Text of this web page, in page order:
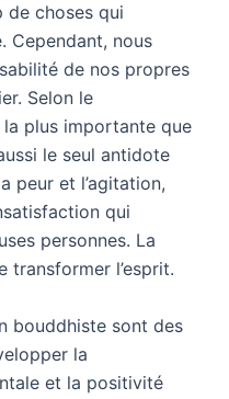
de choses qui
Cependant, nous
de nos propres
Selon le
la plus importante que
le seul antidote
peur et l’agitation,
qui
personnes. La
transformer l’esprit.
bouddhiste sont des
la
et la positivité